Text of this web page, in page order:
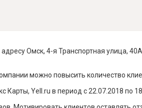
Омск, 4-я Транспортная улица, 40А.
можно повысить количество
Yell.ru в период с 22.07.2018 по